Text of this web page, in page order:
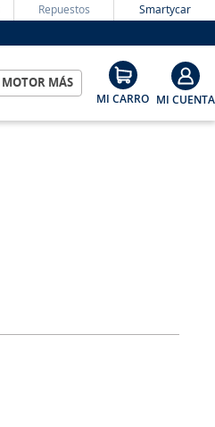
Repuestos Smartycar
MOTOR MÁS